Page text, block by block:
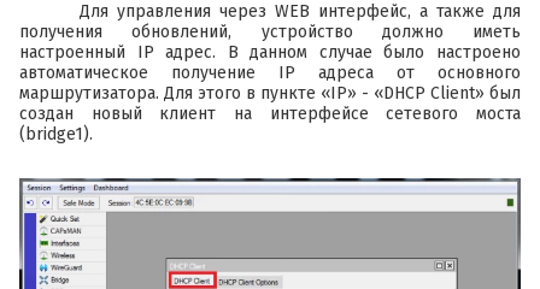
Для управления через WEB интерфейс, а также для
получения обновлений, устройство должно иметь
настроенный IP адрес. В данном случае было настроено
автоматическое получение IP адреса от основного
маршрутизатора. Для этого в пункте «IP» - «DHCP Client» был
создан новый клиент на интерфейсе сетевого моста
(bridge1).